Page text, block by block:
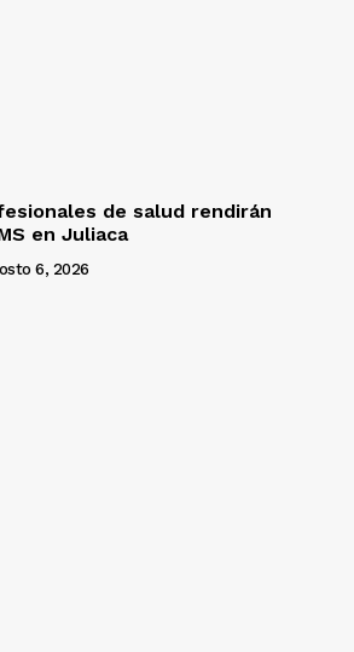
de salud rendirán
en Juliaca
6, 2026